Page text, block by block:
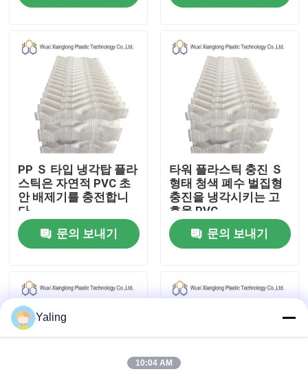
우리에 대하여
공장 여행
품질 관리
연락주세요
뉴스
인용문을 요구하세요
국제적 냉각탑 충진
탑 채움 재료를 냉각시키기
PP Ｓ 타입 냉각탑 플라
스틱은 자연적 PVC 초
안 배제기를 충전합니
다
문의 보내기
타워 플라스틱 충진 Ｓ
형태 청색 폐수 벌집형
충진을 냉각시키는 고
효율 PVC
문의 보내기
Yaling
10:04 AM